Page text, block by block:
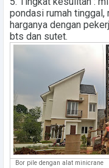
pondasi rumah tinggal,
harganya dengan
bts dan sutet.
Bor pile dengan alat minicrane